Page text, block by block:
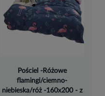
Pościel -Różowe
flamingi/ciemno-
niebieska/róż -160x200 - z